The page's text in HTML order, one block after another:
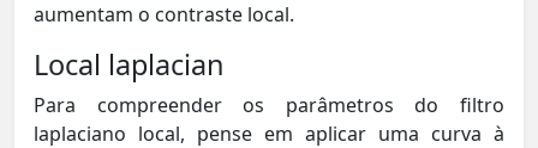
aumentam o contraste local.
Local laplacian
Para compreender os parâmetros do filtro
laplaciano local, pense em aplicar uma curva à